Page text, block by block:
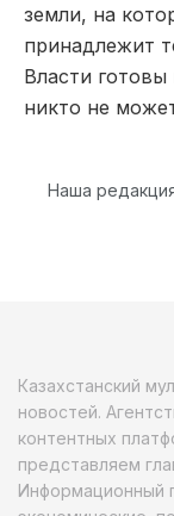
земли, на
принадлежит
Власти
никто не
Наша
Казахстанский
новостей.
контентных
представляем
Информационный